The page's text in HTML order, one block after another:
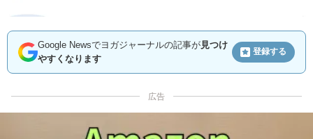
Google Newsでヨガジャーナルの記事が見つけ
やすくなります
登録する
広告